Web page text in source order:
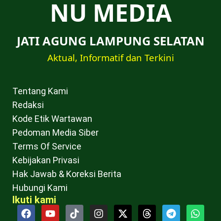
NU MEDIA
JATI AGUNG LAMPUNG SELATAN
Aktual, Informatif dan Terkini
Tentang Kami
Redaksi
Kode Etik Wartawan
Pedoman Media Siber
Terms Of Service
Kebijakan Privasi
Hak Jawab & Koreksi Berita
Hubungi Kami
Ikuti kami